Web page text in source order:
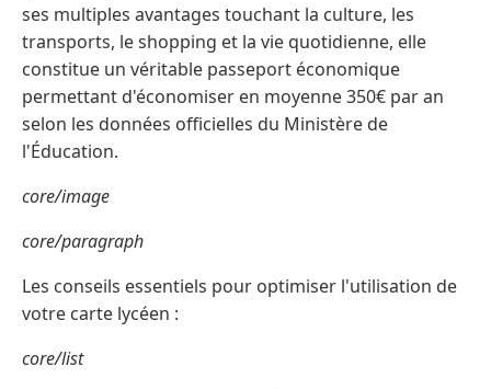
ses multiples avantages touchant la culture, les
transports, le shopping et la vie quotidienne, elle
constitue un véritable passeport économique
permettant d'économiser en moyenne 350€ par an
selon les données officielles du Ministère de
l'Éducation.
core/image
core/paragraph
Les conseils essentiels pour optimiser l'utilisation de
votre carte lycéen :
core/list